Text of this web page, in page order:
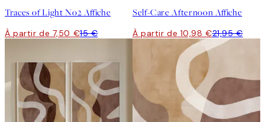
Traces of Light No2 Affiche
À partir de 7,50 €15 €
Self-Care Afternoon Affiche
À partir de 10,98 €21,95 €